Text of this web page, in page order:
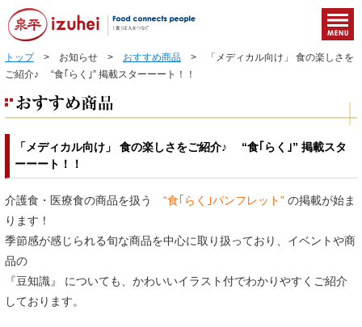
トップ> お知らせ > おすすめ商品 > 「メディカル向け」 食の楽しさを
ご紹介♪ “食｢らく｣” 掲載スターーート！！
「メディカル向け」 食の楽しさをご紹介♪ “食｢らく｣” 掲載スタ
ーーート！！
介護食・医療食の商品を扱う “食｢らく｣パンフレット” の掲載が始ま
ります！
季節感が感じられる旬な商品を中心に取り扱っており、イベントや商
品の
『豆知識』 についても、かわいいイラスト付でわかりやすくご紹介
しております。